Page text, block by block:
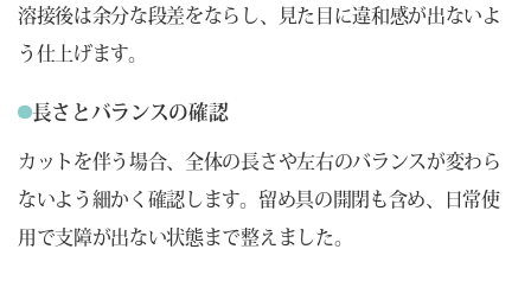
溶接後は余分な段差をならし、見た目に違和感が出ないよ
う仕上げます。
長さとバランスの確認
カットを伴う場合、全体の長さや左右のバランスが変わら
ないよう細かく確認します。留め具の開閉も含め、日常使
用で支障が出ない状態まで整えました。